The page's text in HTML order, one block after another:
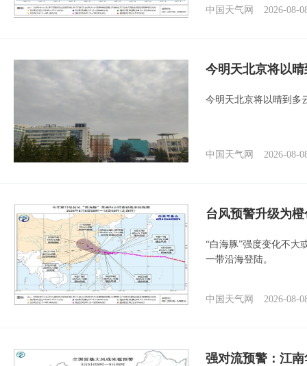
中国天气网 2026-08-
今明天北京将以
今明天北京将以晴到多
中国天气网 2026-08-
台风预警升级为
“白海豚”强度变化不大
一带沿海登陆。
中国天气网 2026-08-
强对流预警：江